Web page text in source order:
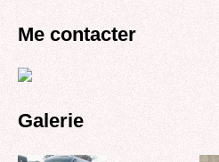
recherche
Me contacter
Galerie